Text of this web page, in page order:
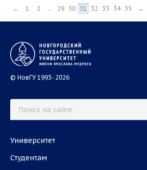
← 1 2 ... 29 30 31 32 33 34 35 →
© НовГУ 1993- 2026
Университет
Студентам